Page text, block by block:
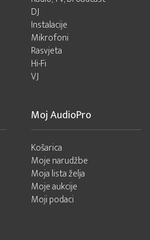
DJ
Instalacije
Mikrofoni
Rasvjeta
Hi-Fi
VJ
Moj AudioPro
Košarica
Moje narudžbe
Moja lista želja
Moje aukcije
Moji podaci